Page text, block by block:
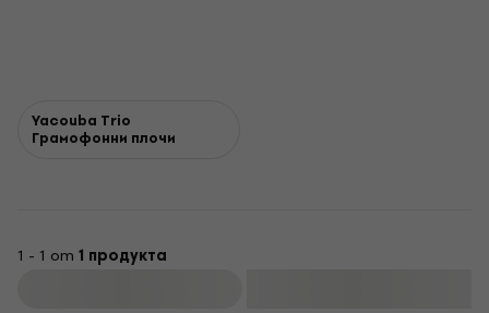
Yacouba Trio
Грамофонни плочи
1 - 1 от 1 продукта